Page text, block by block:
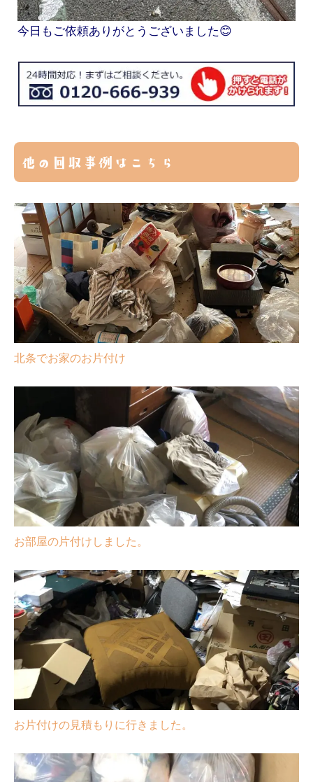
今日もご依頼ありがとうございました😊
他の回収事例はこちら
北条でお家のお片付け
お部屋の片付けしました。
お片付けの見積もりに行きました。